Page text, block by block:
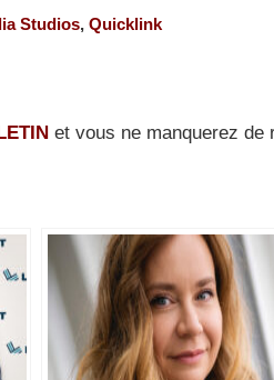
Studios, Quicklink
et vous ne manquerez de